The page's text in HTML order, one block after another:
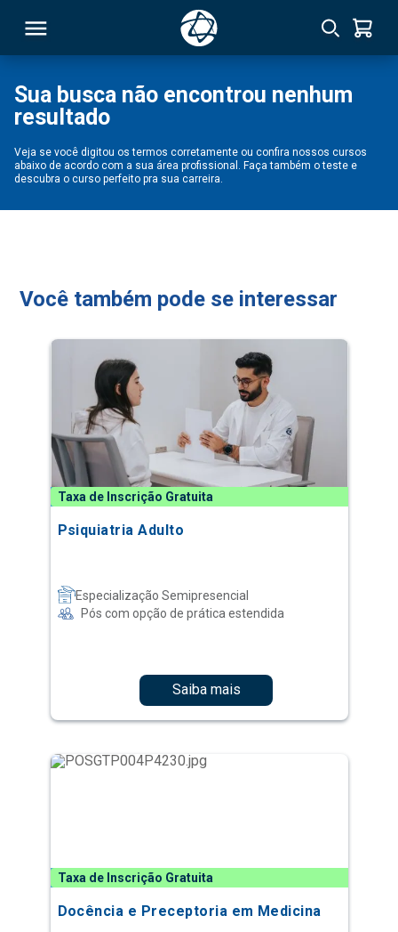
Sua busca não encontrou nenhum
resultado
Veja se você digitou os termos corretamente ou confira nossos cursos
abaixo de acordo com a sua área profissional. Faça também o teste e
descubra o curso perfeito pra sua carreira.
Você também pode se interessar
Taxa de Inscrição Gratuita
Psiquiatria Adulto
Especialização Semipresencial
Pós com opção de prática estendida
Saiba mais
Taxa de Inscrição Gratuita
Docência e Preceptoria em Medicina